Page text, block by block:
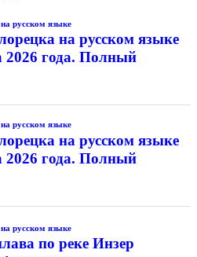
русском языке
на русском языке
2026 года. Полный
русском языке
на русском языке
2026 года. Полный
русском языке
по реке Инзер